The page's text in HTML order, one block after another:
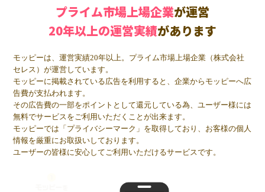
プライム市場上場企業が運営
20年以上の運営実績があります
モッピーは、運営実績20年以上。プライム市場上場企業（株式会社
セレス）が運営しています。
モッピーに掲載されている広告を利用すると、企業からモッピーへ広
告費が支払われます。
その広告費の一部をポイントとして還元している為、ユーザー様には
無料でサービスをご利用いただくことが出来ます。
モッピーでは「プライバシーマーク」を取得しており、お客様の個人
情報を厳重にお取扱いしております。
ユーザーの皆様に安心してご利用いただけるサービスです。